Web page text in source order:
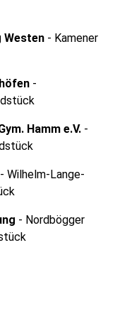
Westen - Kamener
-
Hamm e.V. -
- Wilhelm-Lange-
- Nordbögger